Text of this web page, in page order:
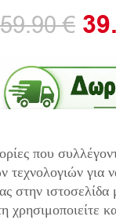
59.90€
που
για
στην ιστοσελίδα